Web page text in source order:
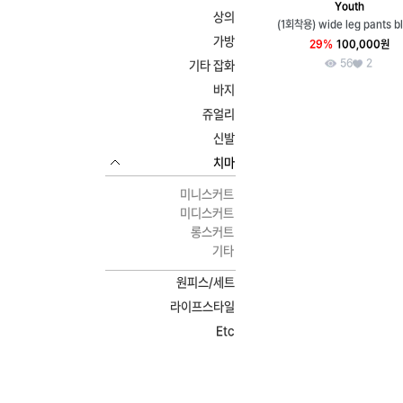
상의
가방
기타 잡화
바지
쥬얼리
신발
치마
미니스커트
미디스커트
롱스커트
기타
원피스/세트
라이프스타일
Etc
Youth
(1회착용) wide leg pants
29% 100,000원
56
2